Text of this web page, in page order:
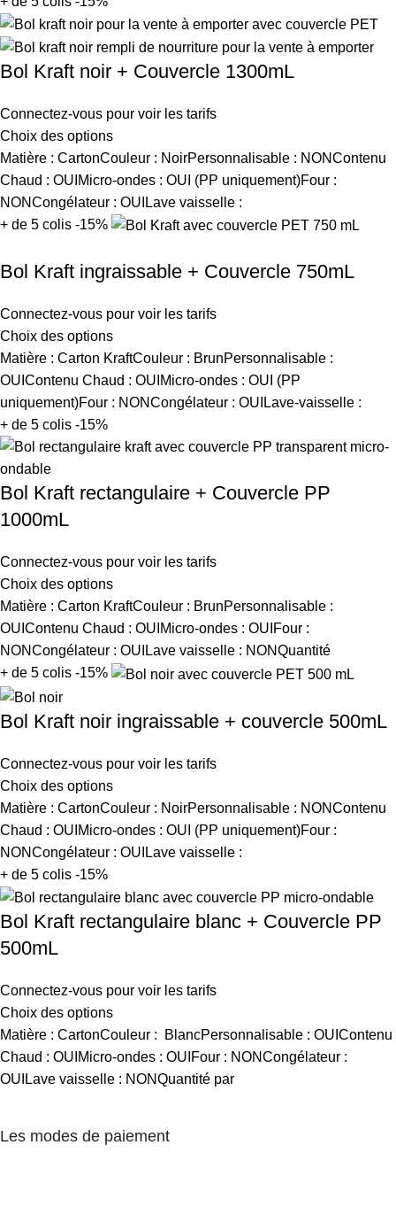
Bol Kraft noir + Couvercle 1300mL
Connectez-vous pour voir les tarifs
Choix des options
Matière : CartonCouleur : NoirPersonnalisable : NONContenu
Chaud : OUIMicro-ondes : OUI (PP uniquement)Four :
NONCongélateur : OUILave vaisselle :
+ de 5 colis -15%
Bol Kraft ingraissable + Couvercle 750mL
Connectez-vous pour voir les tarifs
Choix des options
Matière : Carton KraftCouleur : BrunPersonnalisable :
OUIContenu Chaud : OUIMicro-ondes : OUI (PP
uniquement)Four : NONCongélateur : OUILave-vaisselle :
+ de 5 colis -15%
Bol Kraft rectangulaire + Couvercle PP
1000mL
Connectez-vous pour voir les tarifs
Choix des options
Matière : Carton KraftCouleur : BrunPersonnalisable :
OUIContenu Chaud : OUIMicro-ondes : OUIFour :
NONCongélateur : OUILave vaisselle : NONQuantité
+ de 5 colis -15%
Bol Kraft noir ingraissable + couvercle 500mL
Connectez-vous pour voir les tarifs
Choix des options
Matière : CartonCouleur : NoirPersonnalisable : NONContenu
Chaud : OUIMicro-ondes : OUI (PP uniquement)Four :
NONCongélateur : OUILave vaisselle :
+ de 5 colis -15%
Bol Kraft rectangulaire blanc + Couvercle PP
500mL
Connectez-vous pour voir les tarifs
Choix des options
Matière : CartonCouleur : BlancPersonnalisable : OUIContenu
Chaud : OUIMicro-ondes : OUIFour : NONCongélateur :
OUILave vaisselle : NONQuantité par
Les modes de paiement